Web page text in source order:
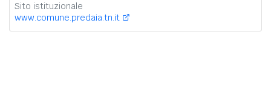
Sito istituzionale
www.comune.predaia.tn.it